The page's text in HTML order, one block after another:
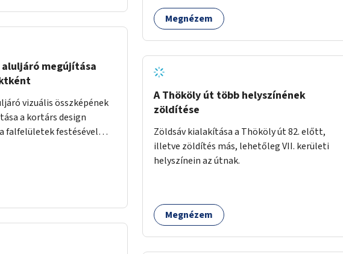
megújítása
vizuális összképének
a kortárs design
falfelületek festésével
meg
szélesebb
növényzet lenne, praktikusan a járda és az
autós sáv találkozásánál, a platán fák között. A
zöld sáv ne pusztuljon ki, és megtartsa azt a jó
hangulatot, amiből már könnyebb lesz
elképzelni a következő lépést egészen addig,
amíg komolyabb forgalomcsillapítások és
Megnézem
A Thököly út több helyszínének
zöldítése
Zöldsáv kialakítása a Thököly út 82. előtt,
illetve zöldítés más, lehetőleg VII. kerületi
helyszínein az útnak.
Megnézem